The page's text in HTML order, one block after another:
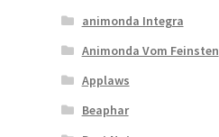
animonda Integra
Animonda Vom Feinsten
Applaws
Beaphar